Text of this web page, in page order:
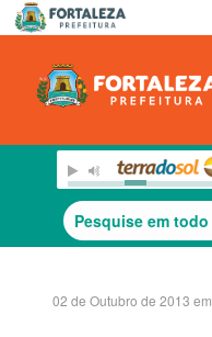
02 de Outubro de 2013 em